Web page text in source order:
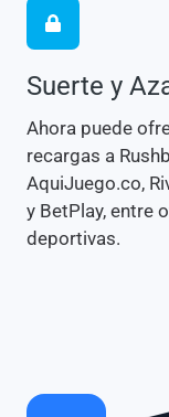
Suerte y
Ahora puede
recargas a
AquiJuego.co,
y BetPlay, entre
deportivas.